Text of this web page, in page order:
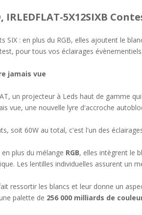
5X12SIXB
SIX : en plus du RGB, elles ajoutent le
pour tous vos éclairages évènementiels.
jamais vue
un projecteur à Leds haut de gamme
vue, une nouvelle lyre d'accroche
soit 60W au total, c'est l'un des
plus du mélange RGB, elles intègrent le
Les lentilles individuelles assurent un
ressortir les blancs et leur donne un
palette de 256 000 milliards de